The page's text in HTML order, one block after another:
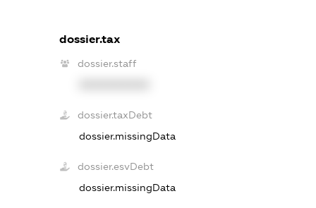
dossier.tax
dossier.staff
dossier.taxDebt
dossier.missingData
dossier.esvDebt
dossier.missingData